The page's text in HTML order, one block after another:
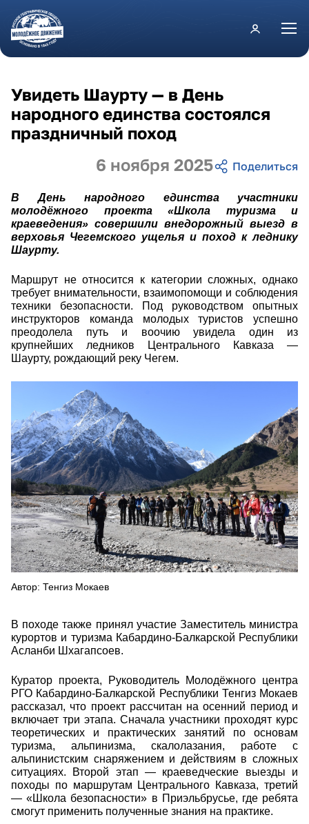
Перейти к основному содержанию
6 ноября 2025
Увидеть Шаурту — в День
народного единства состоялся
праздничный поход
В День народного единства участники
молодёжного проекта «Школа туризма и
краеведения» совершили внедорожный выезд в
верховья Чегемского ущелья и поход к леднику
Шаурту.
Маршрут не относится к категории сложных, однако
требует внимательности, взаимопомощи и соблюдения
техники безопасности. Под руководством опытных
инструкторов команда молодых туристов успешно
преодолела путь и воочию увидела один из
крупнейших ледников Центрального Кавказа —
Шаурту, рождающий реку Чегем.
Поход к леднику
Автор: Тенгиз Мокаев
В походе также принял участие Заместитель министра
курортов и туризма Кабардино-Балкарской Республики
Асланби Шхагапсоев.
Куратор проекта, Руководитель Молодёжного центра
РГО Кабардино-Балкарской Республики Тенгиз Мокаев
рассказал, что проект рассчитан на осенний период и
включает три этапа. Сначала участники проходят курс
теоретических и практических занятий по основам
туризма, альпинизма, скалолазания, работе с
альпинистским снаряжением и действиям в сложных
ситуациях. Второй этап — краеведческие выезды и
походы по маршрутам Центрального Кавказа, третий
— «Школа безопасности» в Приэльбрусье, где ребята
смогут применить полученные знания на практике.